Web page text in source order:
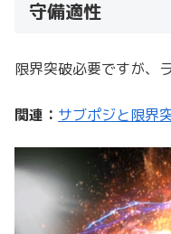
守備適性
限界突破必要ですが、
関連： サブポジと限界